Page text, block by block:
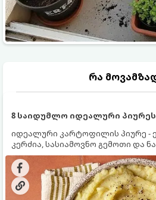
რა
8 საიდუმლო იდეალური
იდეალური კარტოფილის პიურე -
კერძია, სასიამოვნო გემოთი და
ფერით. მისი მომზადება ძალიან
არსებობს რამდენიმე
იცოდეთ, რომ პიურე იდეალურად